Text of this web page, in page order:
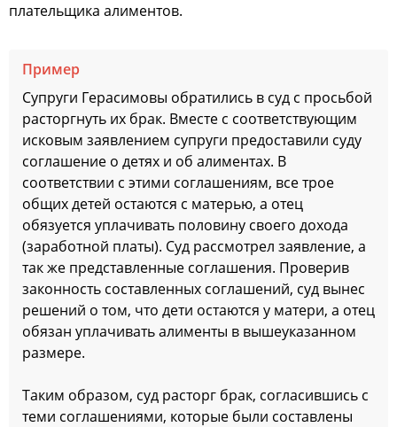
плательщика алиментов.
Пример
Супруги Герасимовы обратились в суд с просьбой
расторгнуть их брак. Вместе с соответствующим
исковым заявлением супруги предоставили суду
соглашение о детях и об алиментах. В
соответствии с этими соглашениям, все трое
общих детей остаются с матерью, а отец
обязуется уплачивать половину своего дохода
(заработной платы). Суд рассмотрел заявление, а
так же представленные соглашения. Проверив
законность составленных соглашений, суд вынес
решений о том, что дети остаются у матери, а отец
обязан уплачивать алименты в вышеуказанном
размере.
Таким образом, суд расторг брак, согласившись с
теми соглашениями, которые были составлены